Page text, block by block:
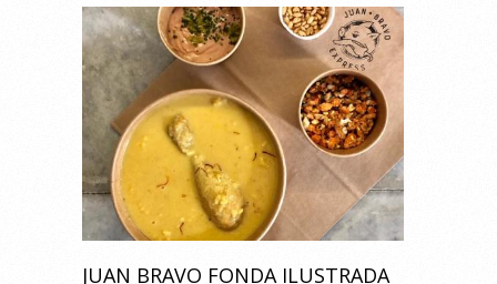
JUAN BRAVO FONDA ILUSTRADA